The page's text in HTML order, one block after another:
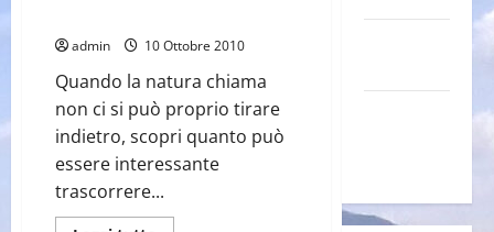
admin 10 Ottobre 2010
Quando la natura chiama
non ci si può proprio tirare
indietro, scopri quanto può
essere interessante
trascorrere...